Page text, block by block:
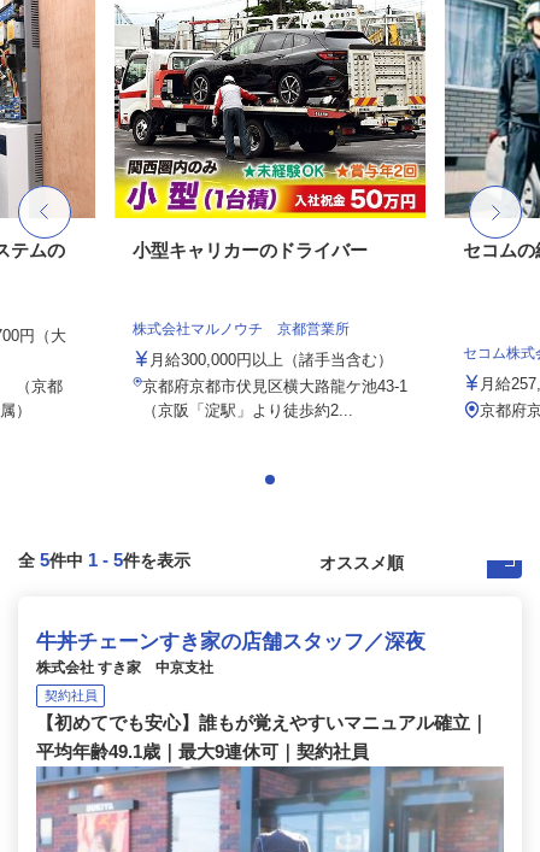
テムの
円（大
（京都
）
小型キャリカーのドライバー
株式会社マルノウチ 京都営業所
月給300,000円以上（諸手当含む）
京都府京都市伏見区横大路龍ケ池43-1
（京阪「淀駅」より徒歩約2...
セコムの
セコム株式
月給
京都府
全 5件中 1 - 5件を表示
牛丼チェーンすき家の店舗スタッフ／深夜
株式会社 すき家 中京支社
契約社員
【初めてでも安心】誰もが覚えやすいマニュアル確立｜
平均年齢49.1歳｜最大9連休可｜契約社員